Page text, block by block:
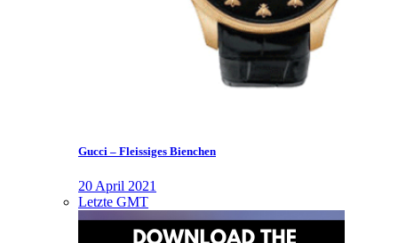
Gucci – Fleissiges Bienchen
20 April 2021
Letzte GMT